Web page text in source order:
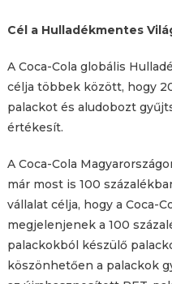
Cél a Hulladékmentes
A Coca-Cola globális
célja többek között, hogy
palackot és aludobozt
értékesít.
A Coca-Cola
már most is 100
vállalat célja, hogy a Coca-
megjelenjenek a 100
palackokból készülő
köszönhetően a palackok